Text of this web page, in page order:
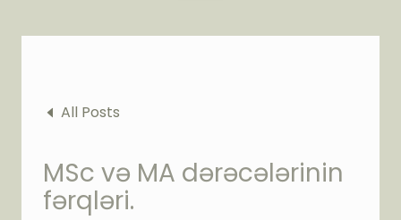
All Posts
MSc və MA dərəcələrinin
fərqləri.